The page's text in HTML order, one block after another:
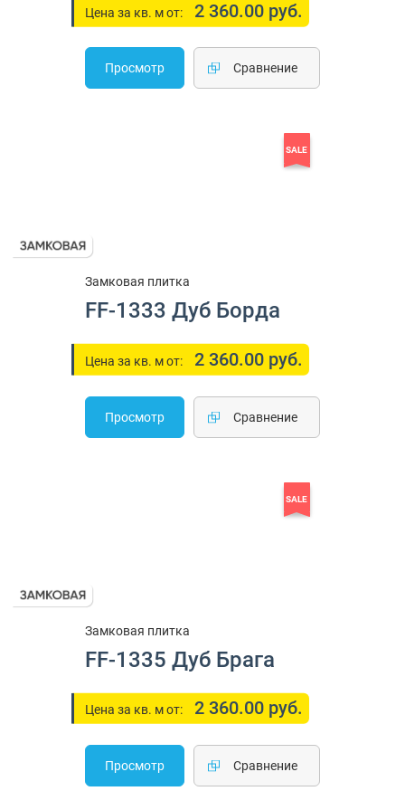
Цена за кв. м от: 2 360.00 руб.
Просмотр Cравнение
SALE
Замковая плитка
FF-1333 Дуб Борда
Цена за кв. м от: 2 360.00 руб.
Просмотр Cравнение
SALE
Замковая плитка
FF-1335 Дуб Брага
Цена за кв. м от: 2 360.00 руб.
Просмотр Cравнение